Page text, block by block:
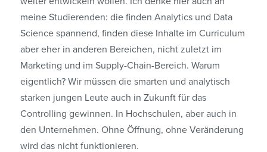
meine Studierenden: die finden Analytics und Data
Science spannend, finden diese Inhalte im Curriculum
aber eher in anderen Bereichen, nicht zuletzt im
Marketing und im Supply-Chain-Bereich. Warum
eigentlich? Wir müssen die smarten und analytisch
starken jungen Leute auch in Zukunft für das
Controlling gewinnen. In Hochschulen, aber auch in
den Unternehmen. Ohne Öffnung, ohne Veränderung
wird das nicht funktionieren.